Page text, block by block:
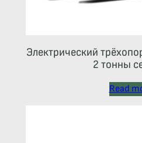
Электрический
2 тонны
Read